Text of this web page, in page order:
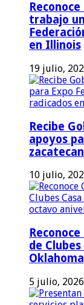
trabajo
en Illinois
19 julio,
Recibe
apoyos
10 julio,
de
5 julio, 2026